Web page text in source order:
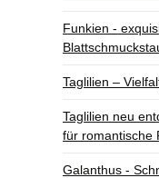
Funkien -
Taglilien –
Taglilien neu
für romantische
Galanthus -